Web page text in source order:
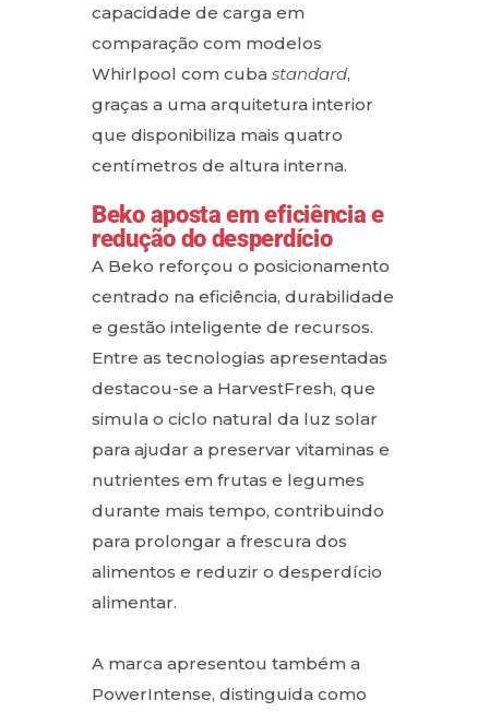
capacidade de carga em
comparação com modelos
Whirlpool com cuba standard,
graças a uma arquitetura interior
que disponibiliza mais quatro
centímetros de altura interna.
Beko aposta em eficiência e
redução do desperdício
A Beko reforçou o posicionamento
centrado na eficiência, durabilidade
e gestão inteligente de recursos.
Entre as tecnologias apresentadas
destacou-se a HarvestFresh, que
simula o ciclo natural da luz solar
para ajudar a preservar vitaminas e
nutrientes em frutas e legumes
durante mais tempo, contribuindo
para prolongar a frescura dos
alimentos e reduzir o desperdício
alimentar.
A marca apresentou também a
PowerIntense, distinguida como